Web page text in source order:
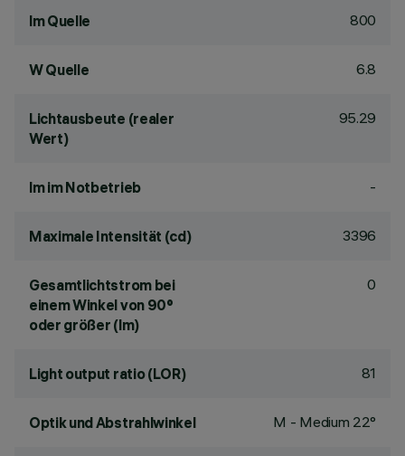
lm Quelle 800
W Quelle 6.8
Lichtausbeute (realer
Wert)
95.29
lm im Notbetrieb -
Maximale Intensität (cd) 3396
Gesamtlichtstrom bei
einem Winkel von 90°
oder größer (lm)
0
Light output ratio (LOR) 81
Optik und Abstrahlwinkel M - Medium 22°